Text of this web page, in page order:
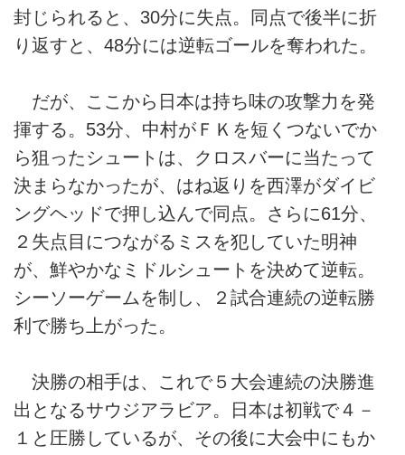
封じられると、30分に失点。同点で後半に折
り返すと、48分には逆転ゴールを奪われた。
だが、ここから日本は持ち味の攻撃力を発
揮する。53分、中村がＦＫを短くつないでか
ら狙ったシュートは、クロスバーに当たって
決まらなかったが、はね返りを西澤がダイビ
ングヘッドで押し込んで同点。さらに61分、
２失点目につながるミスを犯していた明神
が、鮮やかなミドルシュートを決めて逆転。
シーソーゲームを制し、２試合連続の逆転勝
利で勝ち上がった。
決勝の相手は、これで５大会連続の決勝進
出となるサウジアラビア。日本は初戦で４－
１と圧勝しているが、その後に大会中にもか